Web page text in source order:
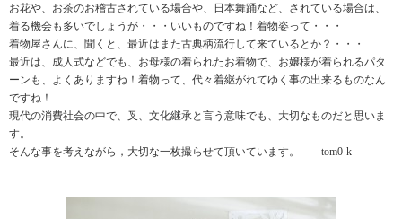
お花や、お茶のお稽古されている場合や、日本舞踊など、されている場合は、
着る機会も多いでしょうが・・・いいものですね！着物姿って・・・
着物屋さんに、聞くと、最近はまた古典柄流行して来ているとか？・・・
最近は、成人式などでも、お母様の着られたお着物で、お嬢様が着られるパタ
ーンも、よくありますね！着物って、代々着継がれてゆく事の出来るものなん
ですね！
現代の消費社会の中で、叉、文化継承と言う意味でも、大切なものだと思いま
す。
そんな事を考えながら，大切な一枚撮らせて頂いています。 tom0-k